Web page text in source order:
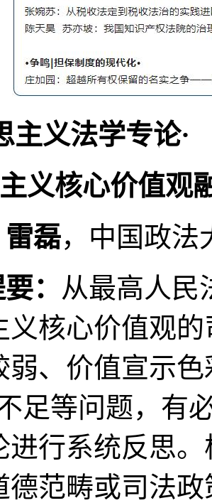
主义法学专论·
义核心价值观
磊，中国政法
： 从最高人民
义核心价值观
弱、价值宣示
足等问题，有
进行系统反思
德范畴或司法